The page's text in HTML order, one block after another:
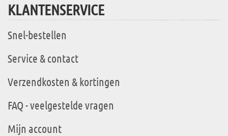
KLANTENSERVICE
Snel-bestellen
Service & contact
Verzendkosten & kortingen
FAQ - veelgestelde vragen
Mijn account